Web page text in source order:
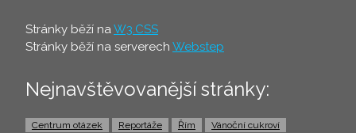
Stránky běží naW3.CSS
Stránky běží na serverech Webstep
Nejnavštěvovanější stránky:
Centrum otázek Reportáže Řím Vánoční cukroví